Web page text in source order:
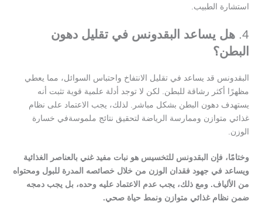
استشارة الطبيب.
4. هل يساعد البقدونس في تقليل دهون
البطن؟
البقدونس قد يساعد في تقليل الانتفاخ واحتباس السوائل، مما يعطي
مظهرًا أكثر رشاقة للبطن. لكن لا توجد أدلة علمية قوية تثبت أنه
يستهدف دهون البطن بشكل مباشر. لذلك، يجب الاعتماد على نظام
غذائي متوازن وممارسة الرياضة لتحقيق نتائج ملموسةفي خسارة
الوزن.
وختامًا، فإن البقدونس للتخسيس هو نبات مفيد غني بالعناصر الغذائية
ويساعد في جهود فقدان الوزن من خلال خصائصه المدرة للبول ومحتواه
من الألياف. ومع ذلك، يجب عدم الاعتماد عليه وحده، بل يجب دمجه
ضمن نظام غذائي متوازن ونمط حياة صحي.